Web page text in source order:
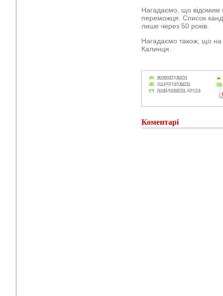
Нагадаємо, що відомим
переможця. Список
лише через 50 років.
Нагадаємо також, що на
Калинця.
коментувати
роздрукувати
повідомити друга
Коментарі